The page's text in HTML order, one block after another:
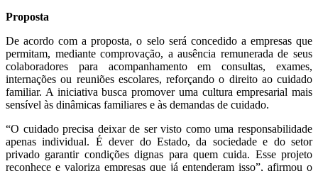
Proposta
De acordo com a proposta, o selo será concedido a empresas que
permitam, mediante comprovação, a ausência remunerada de seus
colaboradores para acompanhamento em consultas, exames,
internações ou reuniões escolares, reforçando o direito ao cuidado
familiar. A iniciativa busca promover uma cultura empresarial mais
sensível às dinâmicas familiares e às demandas de cuidado.
“O cuidado precisa deixar de ser visto como uma responsabilidade
apenas individual. É dever do Estado, da sociedadee do setor
privado garantir condições dignas para quem cuida. Esse projeto
reconhece e valoriza empresas que já entenderam isso”, afirmou o